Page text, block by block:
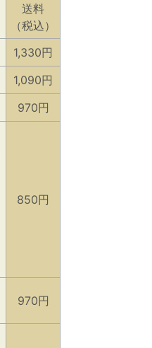
送料
（税込）
1,330円
1,090円
970円
850円
970円